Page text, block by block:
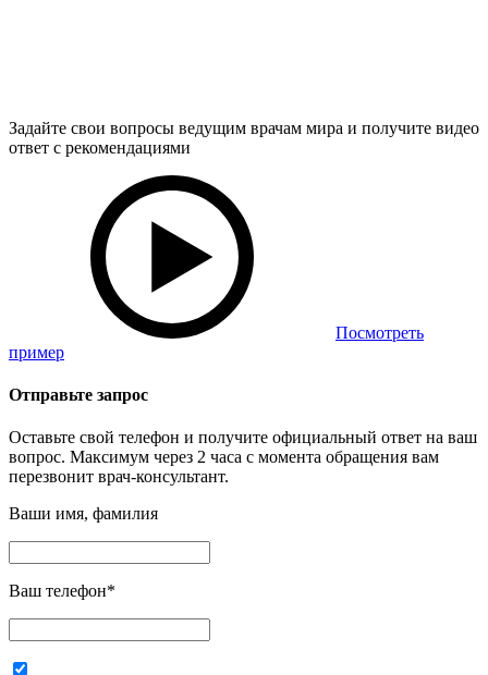
Задайте свои вопросы ведущим врачам мира и получите видео
ответ с рекомендациями
Посмотреть
пример
Отправьте запрос
Оставьте свой телефон и получите официальный ответ на ваш
вопрос. Максимум через 2 часа с момента обращения вам
перезвонит врач-консультант.
Ваши имя, фамилия
Ваш телефон*